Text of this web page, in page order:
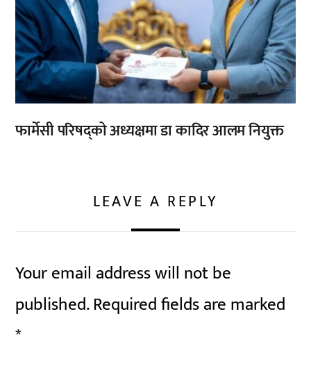
फार्मेसी परिषद्को अध्यक्षमा डा कादिर आलम नियुक्त
LEAVE A REPLY
Your email address will not be
published.Required fields are marked
*